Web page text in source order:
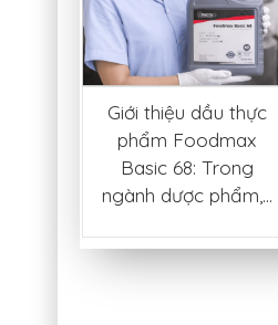
Giới thiệu dầu thực
phẩm Foodmax
Basic 68: Trong
ngành dược phẩm,...